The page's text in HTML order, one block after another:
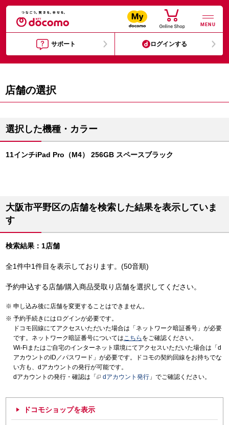
MENU
サポート ログインする
店舗の選択
選択した機種・カラー
11インチiPad Pro（M4） 256GB スペースブラック
大阪市平野区の店舗を検索した結果を表示していま
す
検索結果：1店舗
全1件中1件目を表示しております。(50音順)
予約申込する店舗/購入商品受取り店舗を選択してください。
申し込み後に店舗を変更することはできません。
予約手続きにはログインが必要です。
ドコモ回線にてアクセスいただいた場合は「ネットワーク暗証番号」が必要
です。ネットワーク暗証番号についてはこちら をご確認ください。
Wi-Fiまたはご自宅のインターネット環境にてアクセスいただいた場合は「d
アカウントのID／パスワード」が必要です。ドコモの契約回線をお持ちでな
い方も、dアカウントの発行が可能です。
dアカウントの発行・確認は「
dアカウント発行 」でご確認ください。
ドコモショップを表示